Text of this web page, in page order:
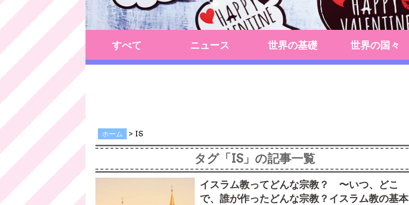
すべて ニュース 世界の基礎 世界の国々
ホーム > IS
タグ「IS」の記事一覧
イスラム教ってどんな宗教？ 〜いつ、どこ
で、誰が作ったどんな宗教？イスラム教の基本